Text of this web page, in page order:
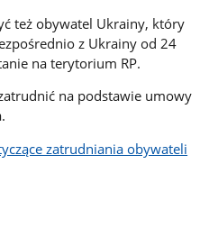
też obywatel Ukrainy, który
z Ukrainy od 24
na terytorium RP.
na podstawie umowy
zatrudniania obywateli